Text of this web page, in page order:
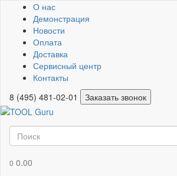
О нас
Демонстрация
Новости
Оплата
Доставка
Сервисный центр
Контакты
8 (495) 481-02-01
Заказать звонок
0 0.00